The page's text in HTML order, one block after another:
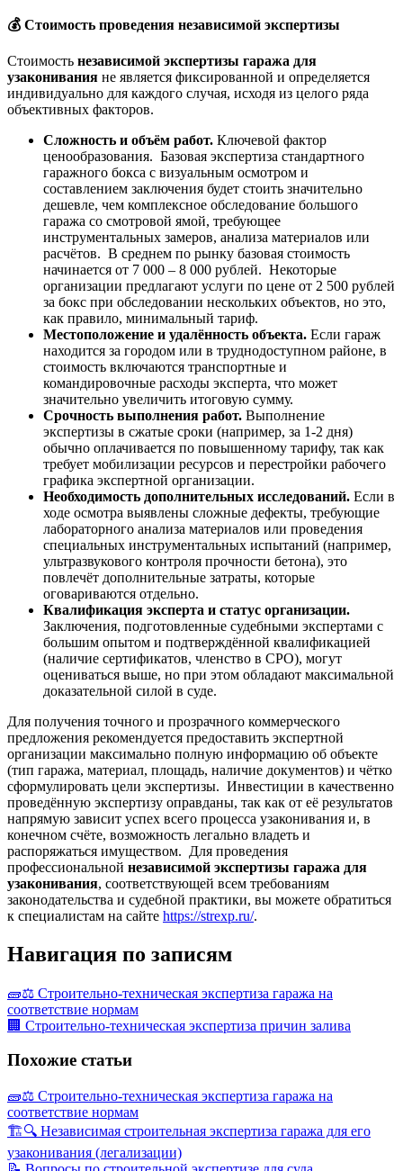
💰 Стоимость проведения независимой экспертизы
Стоимость независимой экспертизы гаража для
узаконивания не является фиксированной и определяется
индивидуально для каждого случая, исходя из целого ряда
объективных факторов.
Сложность и объём работ. Ключевой фактор
ценообразования. Базовая экспертиза стандартного
гаражного бокса с визуальным осмотром и
составлением заключения будет стоить значительно
дешевле, чем комплексное обследование большого
гаража со смотровой ямой, требующее
инструментальных замеров, анализа материалов или
расчётов. В среднем по рынку базовая стоимость
начинается от 7 000 – 8 000 рублей. Некоторые
организации предлагают услуги по цене от 2 500 рублей
за бокс при обследовании нескольких объектов, но это,
как правило, минимальный тариф.
Местоположение и удалённость объекта. Если гараж
находится за городом или в труднодоступном районе, в
стоимость включаются транспортные и
командировочные расходы эксперта, что может
значительно увеличить итоговую сумму.
Срочность выполнения работ. Выполнение
экспертизы в сжатые сроки (например, за 1-2 дня)
обычно оплачивается по повышенному тарифу, так как
требует мобилизации ресурсов и перестройки рабочего
графика экспертной организации.
Необходимость дополнительных исследований. Если в
ходе осмотра выявлены сложные дефекты, требующие
лабораторного анализа материалов или проведения
специальных инструментальных испытаний (например,
ультразвукового контроля прочности бетона), это
повлечёт дополнительные затраты, которые
оговариваются отдельно.
Квалификация эксперта и статус организации.
Заключения, подготовленные судебными экспертами с
большим опытом и подтверждённой квалификацией
(наличие сертификатов, членство в СРО), могут
оцениваться выше, но при этом обладают максимальной
доказательной силой в суде.
Для получения точного и прозрачного коммерческого
предложения рекомендуется предоставить экспертной
организации максимально полную информацию об объекте
(тип гаража, материал, площадь, наличие документов) и чётко
сформулировать цели экспертизы. Инвестиции в качественно
проведённую экспертизу оправданы, так как от её результатов
напрямую зависит успех всего процесса узаконивания и, в
конечном счёте, возможность легально владеть и
распоряжаться имуществом. Для проведения
профессиональной независимой экспертизы гаража для
узаконивания, соответствующей всем требованиям
законодательства и судебной практики, вы можете обратиться
к специалистам на сайте https://strexp.ru/.
Навигация по записям
🧱⚖️ Строительно-техническая экспертиза гаража на
соответствие нормам
🏢 Строительно-техническая экспертиза причин залива
Похожие статьи
🧱⚖️ Строительно-техническая экспертиза гаража на
соответствие нормам
🏗️🔍 Независимая строительная экспертиза гаража для его
узаконивания (легализации)